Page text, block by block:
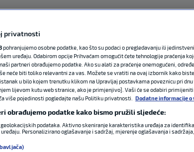
donijela sreću:
u tri
privatnosti
pohranjujemo osobne podatke, kao što su podaci o pregledavanju ili
uređaju. Odabirom opcije Prihvaćam omogućit ćete tehnologije praćenja
partneri obrađujemo podatke. Ako su alati za praćenje onemogućeni,
neće biti toliko relevantni za vas. Možete se vratiti na ovaj izbornik kako
u bilo kojem trenutku klikom na Upravljaj postavkama poveznicu pri
lijevom kutu web stranice, ako je primjenjivo]. Vaši će se odabiri primijeniti
više pojedinosti pogledajte našu Politiku privatnosti.
Dodatne informacije
obrađujemo podatke kako bismo pružili sljedeće:
podataka. Aktivno skeniranje karakteristika uređaja za
Personalizirano oglašavanje i sadržaj, mjerenje oglašavanja i